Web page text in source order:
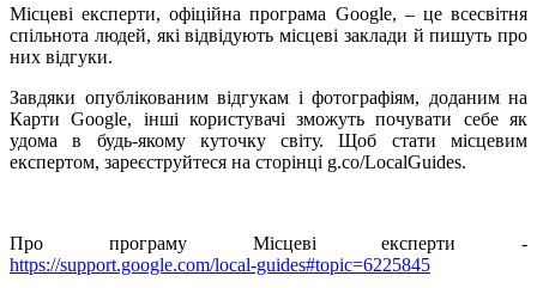
Місцеві експерти, офіційна програма Google, – це всесвітня
спільнота людей, які відвідують місцеві заклади й пишуть про
них відгуки.
Завдяки опублікованим відгукам і фотографіям, доданим на
Карти Google, інші користувачі зможуть почувати себе як
удома в будь-якому куточку світу. Щоб стати місцевим
експертом, зареєструйтеся на сторінці g.co/LocalGuides.
Про програму Місцеві експерти -
https://support.google.com/local-guides#topic=6225845